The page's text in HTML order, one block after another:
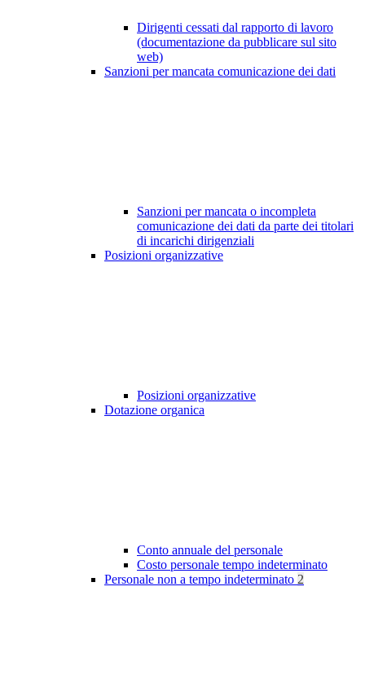
Dirigenti cessati dal rapporto di lavoro
(documentazione da pubblicare sul sito
web)
Sanzioni per mancata comunicazione dei dati
Sanzioni per mancata o incompleta
comunicazione dei dati da parte dei titolari
di incarichi dirigenziali
Posizioni organizzative
Posizioni organizzative
Dotazione organica
Conto annuale del personale
Costo personale tempo indeterminato
Personale non a tempo indeterminato 2